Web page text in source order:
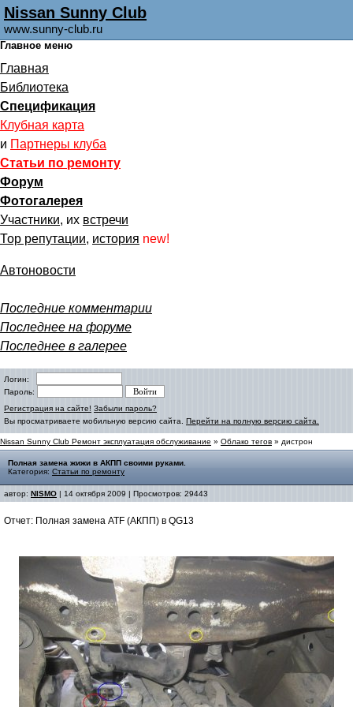
Nissan Sunny Club
www.sunny-club.ru
Главное меню
Главная
Библиотека
Спецификация
Клубная карта
и Партнеры клуба
Статьи по ремонту
Форум
Фотогалерея
Участники, их встречи
Тор репутации, история new!
Автоновости
Последние комментарии
Последнее на форуме
Последнее в галерее
Логин:
Пароль:
Регистрация на сайте! Забыли пароль?
Вы просматриваете мобильную версию сайта. Перейти на полную версию сайта.
Nissan Sunny Club Ремонт эксплуатация обслуживание » Облако тегов » дистрон
Полная замена жижи в АКПП своими руками.
Категория: Статьи по ремонту
автор: NISMO | 14 октября 2009 | Просмотров: 29443
Отчет: Полная замена ATF (АКПП) в QG13